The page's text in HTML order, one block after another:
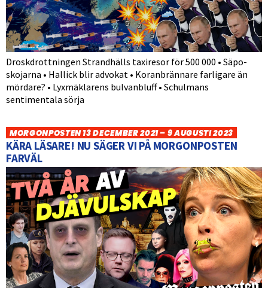
Droskdrottningen Strandhälls taxiresor för 500 000 • Säpo-
skojarna • Hallick blir advokat • Koranbrännare farligare än
mördare? • Lyxmäklarens bulvanbluff • Schulmans
sentimentala sörja
MORGONPOSTEN 13 DECEMBER 2021 – 9 AUGUSTI 2023
KÄRA LÄSARE! NU SÄGER VI PÅ MORGONPOSTEN
FARVÄL